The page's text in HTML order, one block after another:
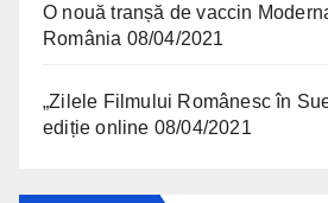
O nouă tranșă de vaccin
România 08/04/2021
„Zilele Filmului Românesc în
ediție online 08/04/2021